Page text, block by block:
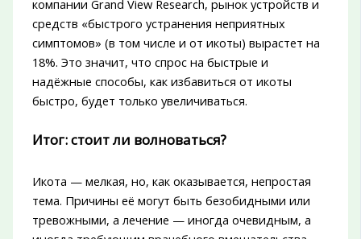
компании Grand View Research, рынок устройств и
средств «быстрого устранения неприятных
симптомов» (в том числе и от икоты) вырастет на
18%. Это значит, что спрос на быстрые и
надёжные способы, как избавиться от икоты
быстро, будет только увеличиваться.
Итог: стоит ли волноваться?
Икота — мелкая, но, как оказывается, непростая
тема. Причины её могут быть безобидными или
тревожными, а лечение — иногда очевидным, а